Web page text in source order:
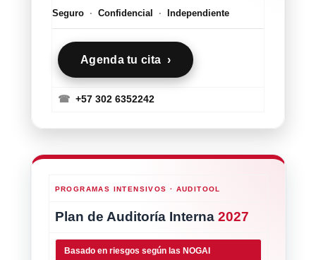
Seguro · Confidencial · Independiente
Agenda tu cita ›
☎ +57 302 6352242
PROGRAMAS INTENSIVOS · AUDITOOL
Plan de Auditoría Interna 2027
Basado en riesgos según las NOGAI